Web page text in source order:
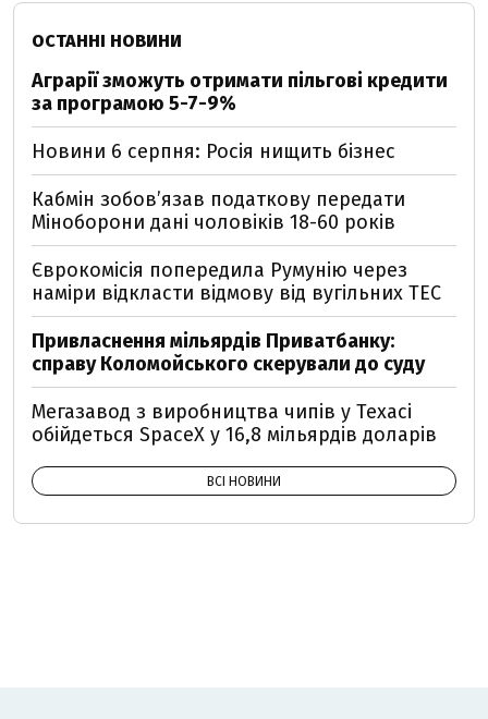
ОСТАННІ НОВИНИ
Аграрії зможуть отримати пільгові кредити
за програмою 5-7-9%
Новини 6 серпня: Росія нищить бізнес
Кабмін зобовʼязав податкову передати
Міноборони дані чоловіків 18-60 років
Єврокомісія попередила Румунію через
наміри відкласти відмову від вугільних ТЕС
Привласнення мільярдів Приватбанку:
справу Коломойського скерували до суду
Мегазавод з виробництва чипів у Техасі
обійдеться SpaceX у 16,8 мільярдів доларів
ВСІ НОВИНИ